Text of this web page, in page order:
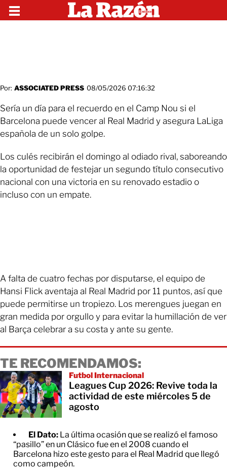
Por: ASSOCIATED PRESS 08/05/2026 07:16:32
Sería un día para el recuerdo en el Camp Nou si el
Barcelona puede vencer al Real Madrid y asegura LaLiga
española de un solo golpe.
Los culés recibirán el domingo al odiado rival, saboreando
la oportunidad de festejar un segundo título consecutivo
nacional con una victoria en su renovado estadio o
incluso con un empate.
A falta de cuatro fechas por disputarse, el equipo de
Hansi Flick aventaja al Real Madrid por 11 puntos, así que
puede permitirse un tropiezo. Los merengues juegan en
gran medida por orgullo y para evitar la humillación de ver
al Barça celebrar a su costa y ante su gente.
TE RECOMENDAMOS:
Futbol Internacional
Leagues Cup 2026: Revive toda la
actividad de este miércoles 5 de
agosto
El Dato: La última ocasión que se realizó el famoso
“pasillo” en un Clásico fue en el 2008 cuando el
Barcelona hizo este gesto para el Real Madrid que llegó
como campeón.